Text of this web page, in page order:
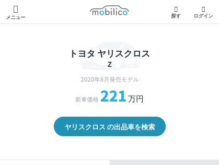
メニュー
モビリコ
探す ログイン
トヨタ ヤリスクロス
Z
2020年8月発売モデル
新車価格 221万円
ヤリスクロス の出品車を検索